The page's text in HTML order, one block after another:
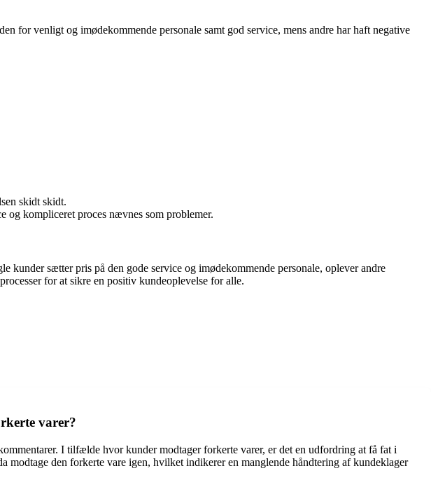
for venligt og imødekommende personale samt god service, mens andre har haft negative
skidt skidt.
og kompliceret proces nævnes som problemer.
kunder sætter pris på den gode service og imødekommende personale, oplever andre
for at sikre en positiv kundeoplevelse for alle.
varer?
I tilfælde hvor kunder modtager forkerte varer, er det en udfordring at få fat i
modtage den forkerte vare igen, hvilket indikerer en manglende håndtering af kundeklager